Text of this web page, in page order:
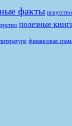
факты искусство
полезные
финансовая